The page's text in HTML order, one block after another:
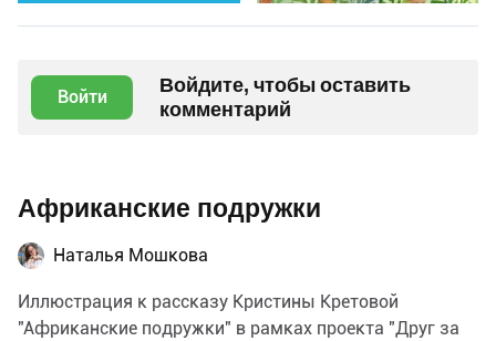
Войти
Войдите, чтобы оставить
комментарий
Африканские подружки
Наталья Мошкова
Иллюстрация к рассказу Кристины Кретовой
"Африканские подружки" в рамках проекта "Друг за